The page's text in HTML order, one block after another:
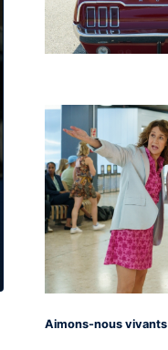
Aimons-nous vivants